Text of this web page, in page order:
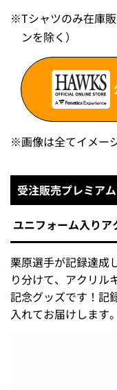
※Tシャツのみ在庫
ンを除く）
※画像は全てイメー
受注販売プレミア
ユニフォーム入り
栗原選手が記録達成
り分けて、アクリル
記念グッズです！記
入れてお届けします。